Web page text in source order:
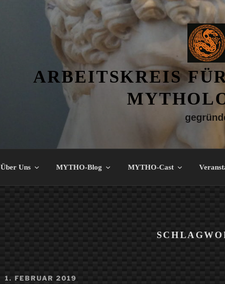
ARBEITSKREIS
Über Uns MYTHO-Blog MYTHO-Cast
VERÖFFENTLICHT
1. FEBRUAR 2019